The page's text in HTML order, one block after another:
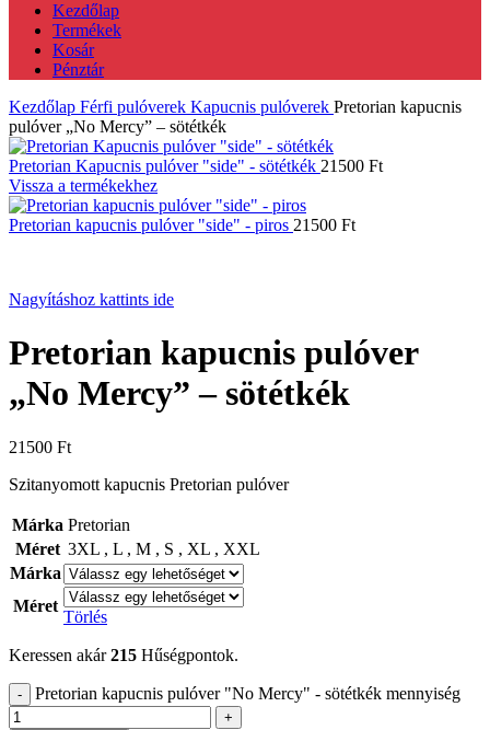
Kezdőlap
Termékek
Kosár
Pénztár
Kezdőlap Férfi pulóverek Kapucnis pulóverek Pretorian kapucnis
pulóver „No Mercy” – sötétkék
Pretorian Kapucnis pulóver "side" - sötétkék 21500 Ft
Vissza a termékekhez
Pretorian kapucnis pulóver "side" - piros 21500 Ft
Nagyításhoz kattints ide
Pretorian kapucnis pulóver
„No Mercy” – sötétkék
21500 Ft
Szitanyomott kapucnis Pretorian pulóver
Márka Pretorian
Méret 3XL , L , M , S , XL , XXL
Márka
Méret
Törlés
Keressen akár215 Hűségpontok.
Pretorian kapucnis pulóver "No Mercy" - sötétkék mennyiség